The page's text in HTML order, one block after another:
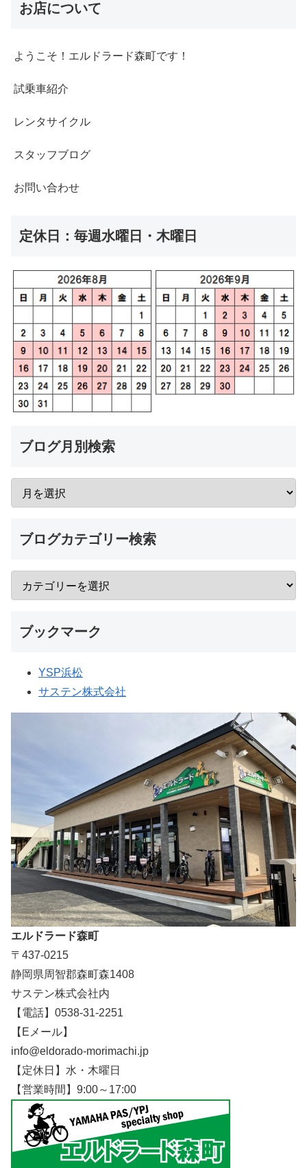
お店について
ようこそ！エルドラード森町です！
試乗車紹介
レンタサイクル
スタッフブログ
お問い合わせ
定休日：毎週水曜日・木曜日
ブログ月別検索
ブログカテゴリー検索
ブックマーク
YSP浜松
サステン株式会社
エルドラード森町
〒437-0215
静岡県周智郡森町森1408
サステン株式会社内
【電話】0538-31-2251
【Eメール】
info@eldorado-morimachi.jp
【定休日】水・木曜日
【営業時間】9:00～17:00